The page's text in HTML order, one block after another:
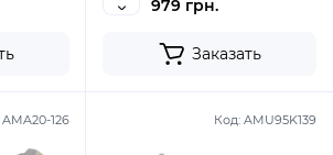
979 грн.
Заказать
AMA20-126 Код: AMU95K139